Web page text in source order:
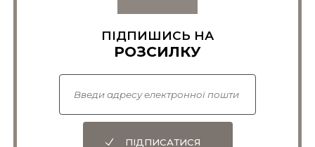
ПІДПИШИСЬ НА
РОЗСИЛКУ
ПІДПИСАТИСЯ